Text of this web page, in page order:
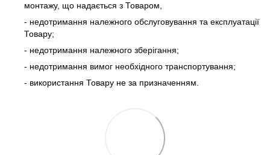
монтажу, що надається з Товаром,
- недотримання належного обслуговування та експлуатації
Товару;
- недотримання належного зберігання;
- недотримання вимог необхідного транспортування;
- використання Товару не за призначенням.